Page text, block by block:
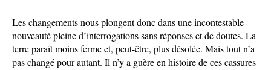
Les changements nous plongent donc dans une incontestable
nouveauté pleine d’interrogations sans réponses et de doutes. La
terre paraît moins ferme et, peut-être, plus désolée. Mais tout n’a
pas changé pour autant. Il n’y a guère en histoire de ces cassures